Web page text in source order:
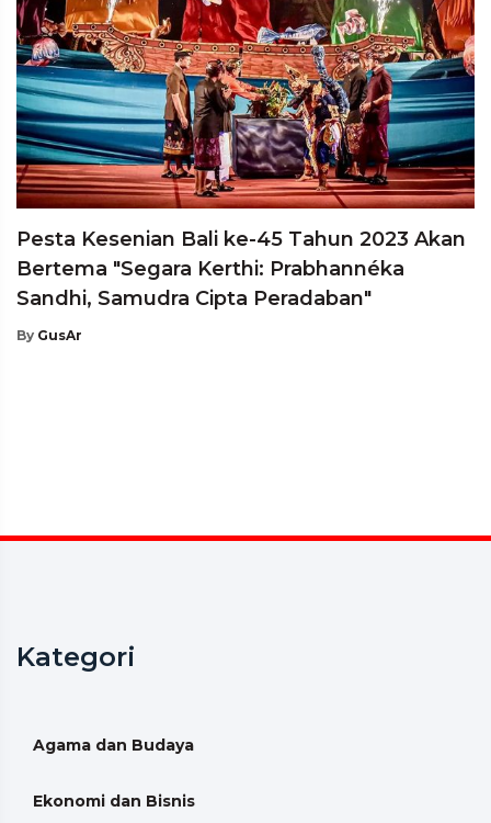
Pesta Kesenian Bali ke-45 Tahun 2023 Akan
Bertema "Segara Kerthi: Prabhannéka
Sandhi, Samudra Cipta Peradaban"
By GusAr
Kategori
Agama dan Budaya
Ekonomi dan Bisnis